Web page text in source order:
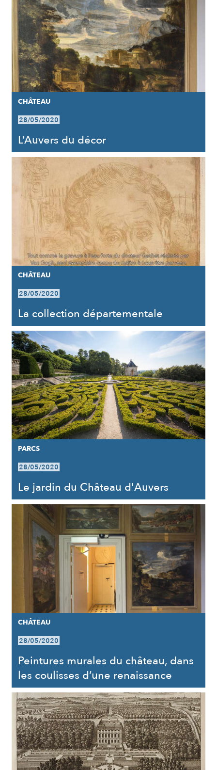
CHÂTEAU
28/05/2020
L’Auvers du décor
CHÂTEAU
28/05/2020
La collection départementale
PARCS
28/05/2020
Le jardin du Château d'Auvers
CHÂTEAU
28/05/2020
Peintures murales du château, dans
les coulisses d’une renaissance